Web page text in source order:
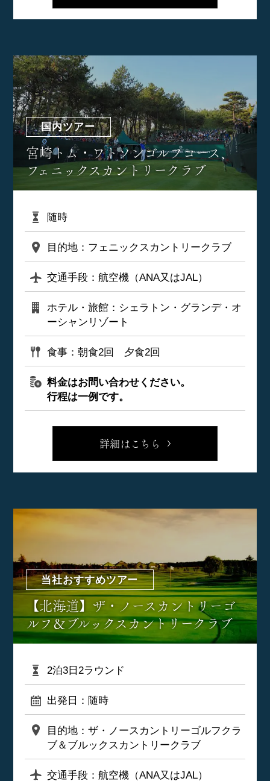
国内ツアー
宮崎トム・ワトソンゴルフコース、
フェニックスカントリークラブ
随時
目的地：フェニックスカントリークラブ
交通手段：航空機（ANA又はJAL）
ホテル・旅館：シェラトン・グランデ・オ
ーシャンリゾート
食事：朝食2回 夕食2回
料金はお問い合わせください。
行程は一例です。
詳細はこちら
当社おすすめツアー
【北海道】ザ・ノースカントリーゴ
ルフ＆ブルックスカントリークラブ
2泊3日2ラウンド
出発日：随時
目的地：ザ・ノースカントリーゴルフクラ
ブ＆ブルックスカントリークラブ
交通手段：航空機（ANA又はJAL）